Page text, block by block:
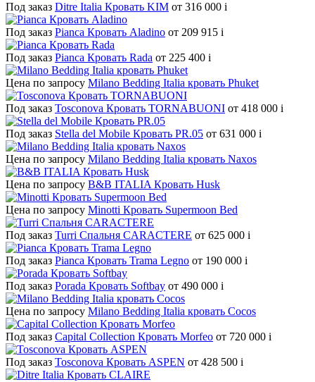
Под заказ Ditre Italia Кровать KIM от 316 000 i
Под заказ Pianca Кровать Aladino от 209 915 i
Под заказ Pianca Кровать Rada от 225 400 i
Цена по запросу Milano Bedding Italia кровать Phuket
Под заказ Tosconova Кровать TORNABUONI от 418 000 i
Под заказ Stella del Mobile Кровать PR.05 от 631 000 i
Цена по запросу Milano Bedding Italia кровать Naxos
Цена по запросу B&B ITALIA Кровать Husk
Цена по запросу Minotti Кровать Supermoon Bed
Под заказ Turri Спальня CARACTERE от 625 000 i
Под заказ Pianca Кровать Trama Legno от 190 000 i
Под заказ Porada Кровать Softbay от 490 000 i
Цена по запросу Milano Bedding Italia кровать Cocos
Под заказ Capital Collection Кровать Morfeo от 720 000 i
Под заказ Tosconova Кровать ASPEN от 428 500 i